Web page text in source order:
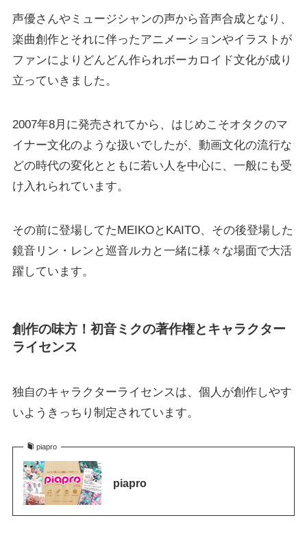
声優さんやミュージシャンの声から音声合成となり、
楽曲創作とそれに伴ったアニメーションやイラストが
ファンによりどんどん作られボーカロイド文化が成り
立っていきました。
2007年8月に発売されてから、はじめこそオタクのマ
イナー文化のような扱いでしたが、動画文化の流行な
どの時代の変化とともに若い人を中心に、一般にも受
け入れられています。
その前に登場してたMEIKOとKAITO、その後登場した
鏡音リン・レンと巡音ルカと一緒に様々な場面で大活
躍しています。
創作の味方！初音ミクの著作権とキャラクター
ライセンス
独自のキャラクターライセンスは、個人が創作しやす
いようきっちり制定されています。
piapro
piapro